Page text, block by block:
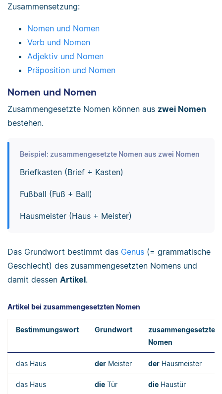
Zusammensetzung:
Nomen und Nomen
Verb und Nomen
Adjektiv und Nomen
Präposition und Nomen
Nomen und Nomen
Zusammengesetzte Nomen können aus zwei Nomen
bestehen.
Beispiel: zusammengesetzte Nomen aus zwei Nomen
Briefkasten (Brief + Kasten)
Fußball (Fuß + Ball)
Hausmeister (Haus + Meister)
Das Grundwort bestimmt das Genus (= grammatische
Geschlecht) des zusammengesetzten Nomens und
damit dessen Artikel.
Artikel bei zusammengesetzten Nomen
Bestimmungswort Grundwort
zusammengesetztes
Nomen
das Haus der Meister der Hausmeister
das Haus die Tür die Haustür